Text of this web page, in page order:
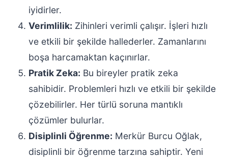
iyidirler.
Verimlilik: Zihinleri verimli çalışır. İşleri hızlı
ve etkili bir şekilde hallederler. Zamanlarını
boşa harcamaktan kaçınırlar.
Pratik Zeka: Bu bireyler pratik zeka
sahibidir. Problemleri hızlı ve etkili bir şekilde
çözebilirler. Her türlü soruna mantıklı
çözümler bulurlar.
Disiplinli Öğrenme: Merkür Burcu Oğlak,
disiplinli bir öğrenme tarzına sahiptir. Yeni